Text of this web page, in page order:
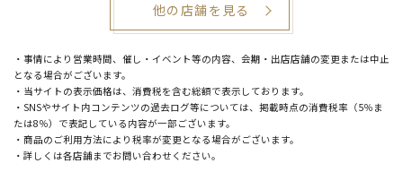
他の店舗を見る
・事情により営業時間、催し・イベント等の内容、会期・出店店舗の変更または中止
となる場合がございます。
・当サイトの表示価格は、消費税を含む総額で表示しております。
・SNSやサイト内コンテンツの過去ログ等については、掲載時点の消費税率（5％ま
たは8％）で表記している内容が一部ございます。
・商品のご利用方法により税率が変更となる場合がございます。
・詳しくは各店舗までお問い合わせください。